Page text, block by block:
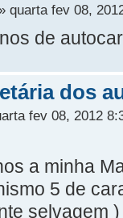
quarta fev 08,
de
dos
fev 08, 2012
a minha
5 de
selvagem